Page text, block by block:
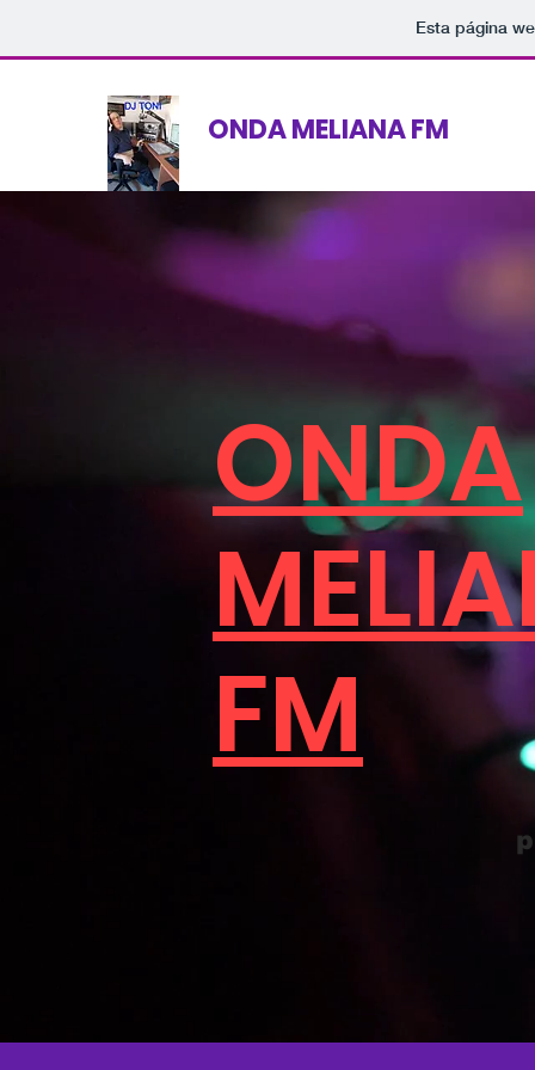
Esta página
ONDA MELIANA FM
ONDA
FM
p